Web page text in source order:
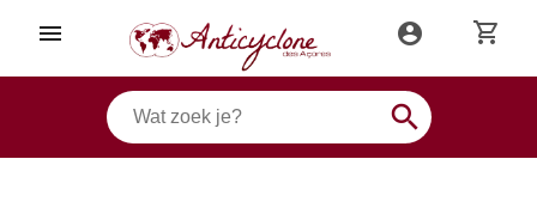
menu account_circle shopping_cart
search